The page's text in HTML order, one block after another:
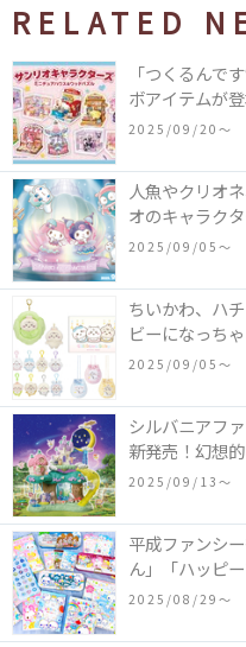
RELATED
「つくるんで
ボアイテムが
ん」などミニ
のメリーゴー
付きのウッド
2025/09/20〜
人魚やクリオ
オのキャラク
2025～マーメ
ズメント施設
ン」で開催！
2025/09/05〜
ちいかわ、ハ
ビーになっち
ビー)』の催事
2025/09/05〜
シルバニアフ
新発売！幻想
などの装飾が
2025/09/13〜
平成ファンシ
ん」「ハッピ
どの「カンペ
2025/08/29〜